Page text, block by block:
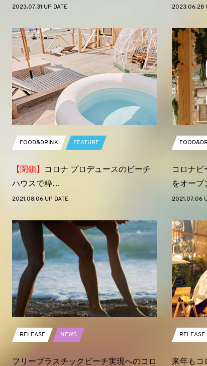
2023.07.31 UP DATE 2023.06.28
FOOD&DRINK FEATURE
【閉鎖】
コロナ プロデュースのビーチ
ハウスで粋…
2021.08.06 UP DATE
コロナビ
をオープ
2021.07.06
RELEASE NEWS
フリープラスチックビーチ実現へのコロ
RELEASE
来年もコ